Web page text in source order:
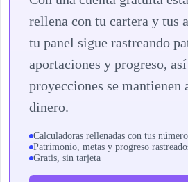
rellena con tu cartera y tus
tu panel sigue rastreando
aportaciones y progreso, así
proyecciones se mantienen
dinero.
Calculadoras rellenadas con tus
Patrimonio, metas y progreso
Gratis, sin tarjeta